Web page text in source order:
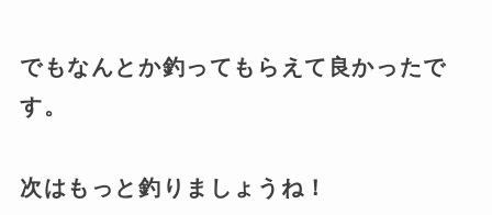
でもなんとか釣ってもらえて良かったで
す。
次はもっと釣りましょうね！